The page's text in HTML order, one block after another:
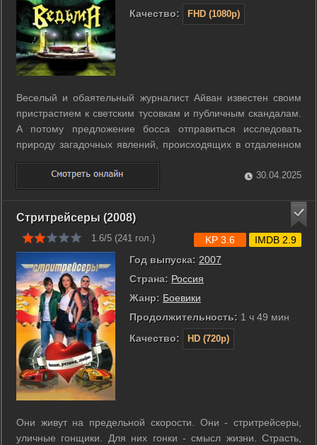
Качество:
FHD (1080p)
Веселый и обаятельный журналист Айван известен своим
пристрастием к светским тусовкам и публичным скандалам.
А потому предложение босса отправиться исследовать
природу загадочных явлений, происходящих в отдаленном
городке, воспринимает без особого энтузиазма.
Намереваясь побыстрее разделаться с досадным
поручением, Айван отправляется в путь. ...
30.04.2025
Стритрейсеры (2008)
1.6/5 (241 гол.)
Год выпуска: 2007
Страна: Россия
Жанр: Боевики
Продолжительность: 1 ч 49 мин
Качество:
HD (720p)
KP 3.6 IMDB 2.9
Они живут на предельной скорости. Они - стритрейсеры,
уличные гонщики. Для них гонки - смысл жизни. Страсть,